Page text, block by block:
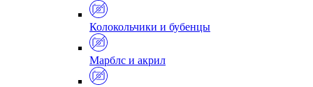
Колокольчики и бубенцы
Марблс и акрил